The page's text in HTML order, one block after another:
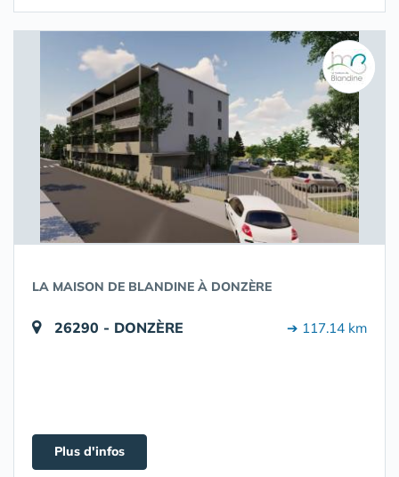
LA MAISON DE BLANDINE À DONZÈRE
26290 - DONZÈRE ➔ 117.14 km
Plus d'infos